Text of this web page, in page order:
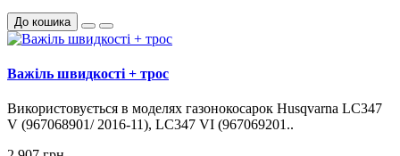
До кошика
Важіль швидкості + трос
Використовується в моделях газонокосарок Husqvarna LC347
V (967068901/ 2016-11), LC347 VI (967069201..